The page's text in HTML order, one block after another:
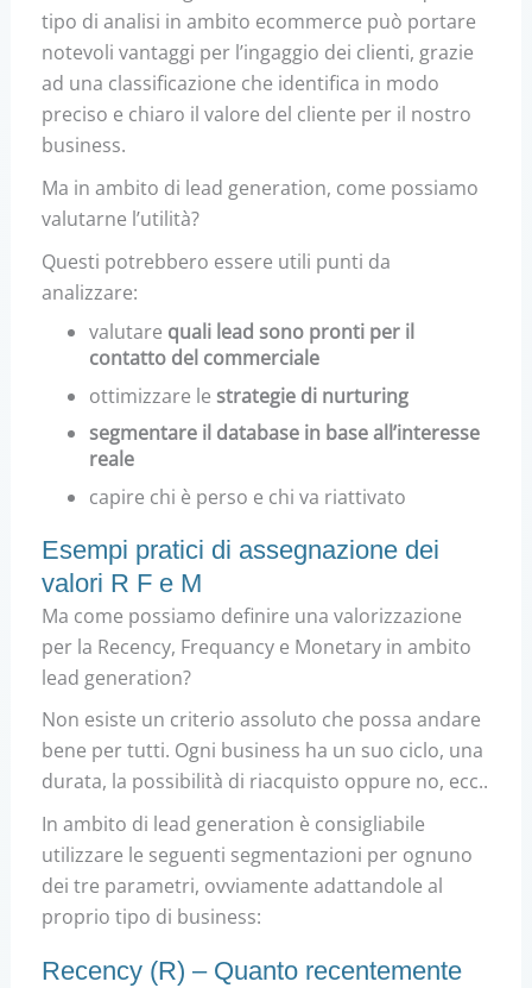
tipo di analisi in ambito ecommerce può portare
notevoli vantaggi per l’ingaggio dei clienti, grazie
ad una classificazione che identifica in modo
preciso e chiaro il valore del cliente per il nostro
business.
Ma in ambito di lead generation, come possiamo
valutarne l’utilità?
Questi potrebbero essere utili punti da
analizzare:
valutare quali lead sono pronti per il
contatto del commerciale
ottimizzare le strategie di nurturing
segmentare il database in base all’interesse
reale
capire chi è perso e chi va riattivato
Esempi pratici di assegnazione dei
valori R F e M
Ma come possiamo definire una valorizzazione
per la Recency, Frequancy e Monetary in ambito
lead generation?
Non esiste un criterio assoluto che possa andare
bene per tutti. Ogni business ha un suo ciclo, una
durata, la possibilità di riacquisto oppure no, ecc..
In ambito di lead generation è consigliabile
utilizzare le seguenti segmentazioni per ognuno
dei tre parametri, ovviamente adattandole al
proprio tipo di business:
Recency (R) – Quanto recentemente